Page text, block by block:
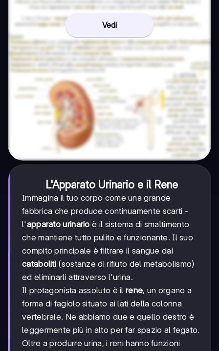
Vedi
L'Apparato Urinario e il Rene
Immagina il tuo corpo come una grande
fabbrica che produce continuamente scarti -
l'apparato urinario è il sistema di smaltimento
che mantiene tutto pulito e funzionante. Il suo
compito principale è filtrare il sangue dai
cataboliti (sostanze di rifiuto del metabolismo)
ed eliminarli attraverso l'urina.
Il protagonista assoluto è il rene, un organo a
forma di fagiolo situato ai lati della colonna
vertebrale. Ne abbiamo due e quello destro è
leggermente più in alto per far spazio al fegato.
Oltre a produrre urina, i reni hanno funzioni